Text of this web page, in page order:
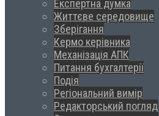
Експертна думка
Життєве середовище
Зберігання
Кермо керівника
Механізація АПК
Питання бухгалтерії
Подія
Регіональний вимір
Редакторський погляд